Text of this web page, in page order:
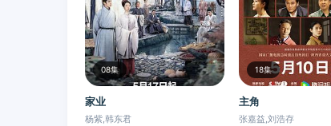
08集
家业
杨紫,韩东君
18集
主角
张嘉益,刘浩存